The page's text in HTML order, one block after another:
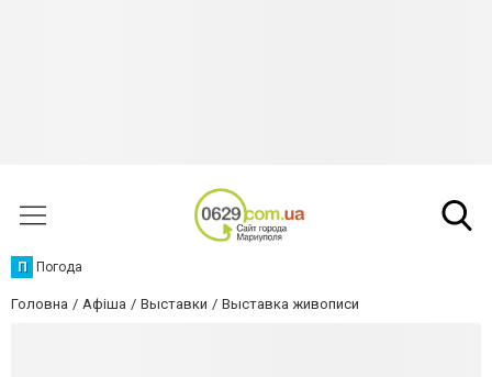
П Погода
Головна Афіша Выставки Выставка живописи